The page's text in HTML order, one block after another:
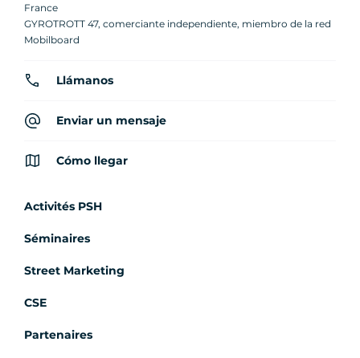
France
GYROTROTT 47, comerciante independiente, miembro de la red
Mobilboard
Llámanos
Enviar un mensaje
Cómo llegar
Activités PSH
Séminaires
Street Marketing
CSE
Partenaires